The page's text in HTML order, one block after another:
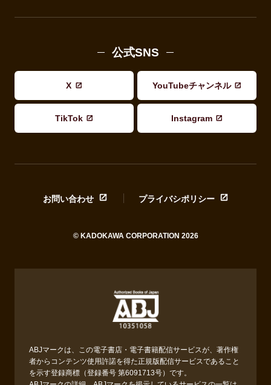
公式SNS
X YouTubeチャンネル
TikTok Instagram
お問い合わせ プライバシポリシー
© KADOKAWA CORPORATION 2026
ABJマークは、この電子書店・電子書籍配信サービスが、著作権
者からコンテンツ使用許諾を得た正規版配信サービスであること
を示す登録商標（登録番号 第6091713号）です。